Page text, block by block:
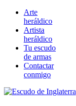
Arte
heráldico
Artista
heráldico
Tu escudo
de armas
Contactar
conmigo